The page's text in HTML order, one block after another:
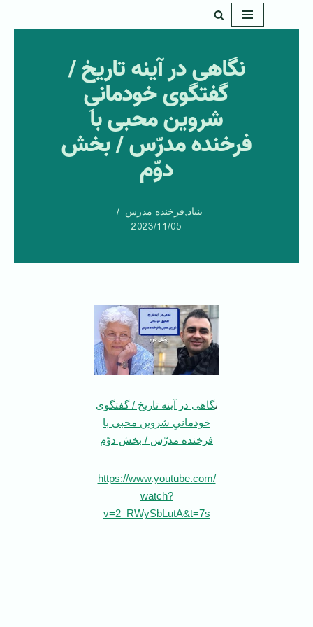
نگاهی در آینه تاریخ /
گفتگوی خودمانیِ
شروین محبی با
فرخنده مدرّس / بخش
دوّم
بنیاد,فرخنده مدرس
2023/11/05
نگاهی در آینه تاریخ / گفتگوی
خودمانیِ شروین محبی با
فرخنده مدرّس / بخش دوّم
https://www.youtube.com/
watch?
v=2_RWySbLutA&t=7s